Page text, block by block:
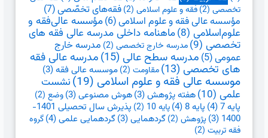
تخصصی (2) فقه و علوم اسلامی (2) فقه‌های تخصّصی(7)
مؤسسه عالی فقه و علوم اسلامی(6) مؤسسه عالی‌فقه و
علوم‌اسلامی (8) ماهنامه داخلی مدرسه عالی فقه های
تخصصی (9) مدرسه خارج تخصصی (2)
مدرسه خارج
عمومی(5) مدرسه سطح عالی (15) مدرسه عالی فقه
های تخصصی (13) مقاومت (2) موسسه عالی فقه(3)
موسسه عالی فقه و علوم اسلامی (19) نشست
علمی (10) هفته پژوهش(3) هوش مصنوعی(3) وضع (2)
پایه 7 (4) پایه 8 (4) پایه 10 (2)
پذیرش سال تحصیلی 1401-
1400
(3) پژوهش (2) گردهمایی(3) گردهمایی علمی(4)
گروه
فقه تربیت (2)